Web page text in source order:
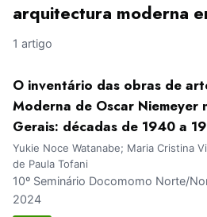
arquitectura moderna
1 artigo
O inventário das obras de
Moderna de Oscar Niemeyer
Gerais: décadas de 1940 a
Yukie Noce Watanabe; Maria Cristina
de Paula Tofani
10º Seminário Docomomo Norte/
2024